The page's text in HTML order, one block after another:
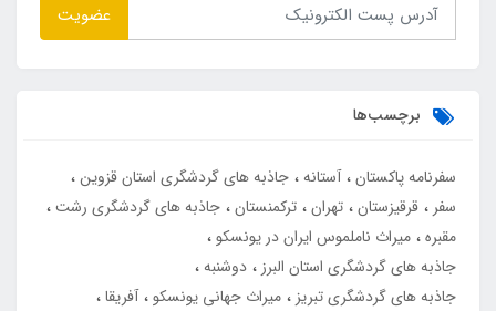
عضویت
برچسب‌ها
سفرنامه پاکستان آستانه جاذبه های گردشگری استان قزوین
سفر
قرقیزستان تهران ترکمنستان جاذبه های گردشگری رشت
مقبره میراث ناملموس ایران در یونسکو
جاذبه های گردشگری استان البرز
دوشنبه
جاذبه های گردشگری تبریز
میراث جهانی یونسکو آفریقا